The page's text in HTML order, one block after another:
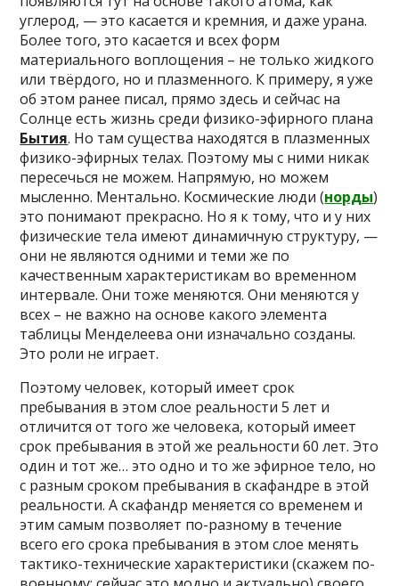
углерод, — это касается и кремния, и даже урана.
Более того, это касается и всех форм
материального воплощения – не только жидкого
или твёрдого, но и плазменного. К примеру, я уже
об этом ранее писал, прямо здесь и сейчас на
Солнце есть жизнь среди физико-эфирного плана
Бытия. Но там существа находятся в плазменных
физико-эфирных телах. Поэтому мы с ними никак
пересечься не можем. Напрямую, но можем
мысленно. Ментально. Космические люди (норды)
это понимают прекрасно. Но я к тому, что и у них
физические тела имеют динамичную структуру, —
они не являются одними и теми же по
качественным характеристикам во временном
интервале. Они тоже меняются. Они меняются у
всех – не важно на основе какого элемента
таблицы Менделеева они изначально созданы.
Это роли не играет.
Поэтому человек, который имеет срок
пребывания в этом слое реальности 5 лет и
отличится от того же человека, который имеет
срок пребывания в этой же реальности 60 лет. Это
один и тот же… это одно и то же эфирное тело, но
с разным сроком пребывания в скафандре в этой
реальности. А скафандр меняется со временем и
этим самым позволяет по-разному в течение
всего его срока пребывания в этом слое менять
тактико-технические характеристики (скажем по-